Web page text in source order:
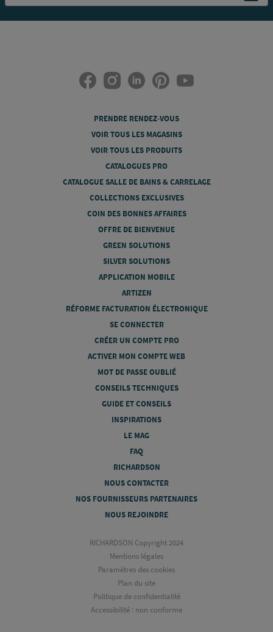
PRENDRE RENDEZ-VOUS
VOIR TOUS LES MAGASINS
VOIR TOUS LES PRODUITS
CATALOGUES PRO
CATALOGUE SALLE DE BAINS & CARRELAGE
COLLECTIONS EXCLUSIVES
COIN DES BONNES AFFAIRES
OFFRE DE BIENVENUE
GREEN SOLUTIONS
SILVER SOLUTIONS
APPLICATION MOBILE
ARTIZEN
RÉFORME FACTURATION ÉLECTRONIQUE
SE CONNECTER
CRÉER UN COMPTE PRO
ACTIVER MON COMPTE WEB
MOT DE PASSE OUBLIÉ
CONSEILS TECHNIQUES
GUIDE ET CONSEILS
INSPIRATIONS
LE MAG
FAQ
RICHARDSON
NOUS CONTACTER
NOS FOURNISSEURS PARTENAIRES
NOUS REJOINDRE
RICHARDSON Copyright 2024
Mentions légales
Paramètres des cookies
Plan du site
Politique de confidentialité
Accessibilité : non conforme